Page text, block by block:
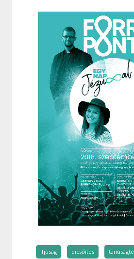
ifjúság dicsőítés